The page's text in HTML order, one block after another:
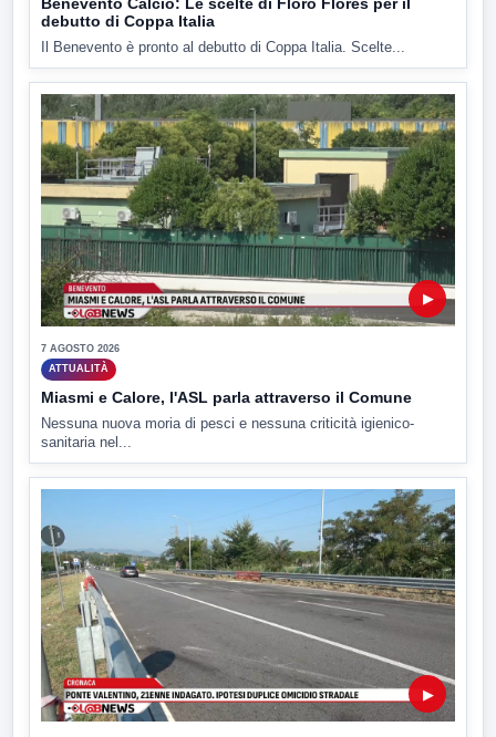
debutto di Coppa Italia
Il Benevento è pronto al debutto di Coppa Italia. Scelte...
▶
7 AGOSTO 2026
ATTUALITÀ
Miasmi e Calore, l'ASL parla attraverso il Comune
Nessuna nuova moria di pesci e nessuna criticità igienico-
sanitaria nel...
▶